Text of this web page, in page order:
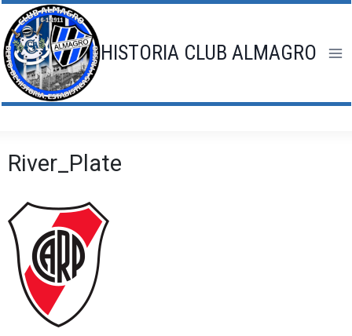
Saltar
al
contenido
HISTORIA CLUB ALMAGRO
River_Plate